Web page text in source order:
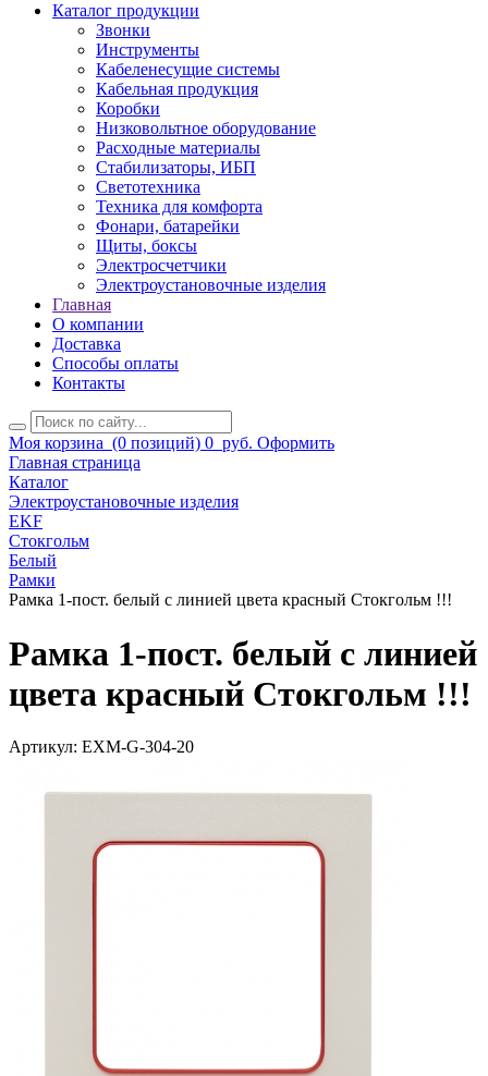
Каталог продукции
Звонки
Инструменты
Кабеленесущие системы
Кабельная продукция
Коробки
Низковольтное оборудование
Расходные материалы
Стабилизаторы, ИБП
Светотехника
Техника для комфорта
Фонари, батарейки
Щиты, боксы
Электросчетчики
Электроустановочные изделия
Главная
О компании
Доставка
Способы оплаты
Контакты
Моя корзина (0 позиций) 0 руб. Оформить
Главная страница
Каталог
Электроустановочные изделия
EKF
Стокгольм
Белый
Рамки
Рамка 1-пост. белый с линией цвета красный Стокгольм !!!
Рамка 1-пост. белый с линией
цвета красный Стокгольм !!!
Артикул: EXM-G-304-20